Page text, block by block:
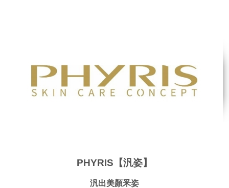
PHYRIS【汎姿】
汎出美顏釆姿